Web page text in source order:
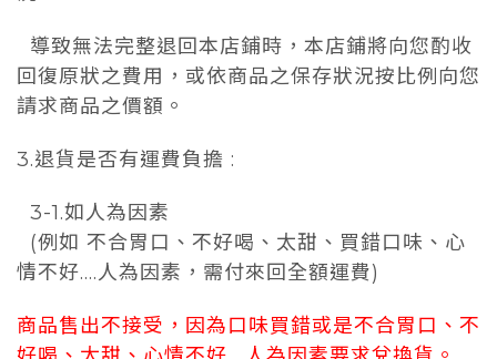
導致無法完整退回本店鋪時，本店鋪將向您酌收
回復原狀之費用，或依商品之保存狀況按比例向您
請求商品之價額。
3.退貨是否有運費負擔 :
3-1.如人為因素
(例如 不合胃口、不好喝、太甜、買錯口味、心
情不好....人為因素，需付來回全額運費)
商品售出不接受，因為口味買錯或是不合胃口、不